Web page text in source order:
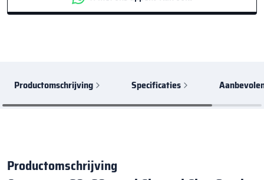
Productomschrijving Specificaties
Productomschrijving